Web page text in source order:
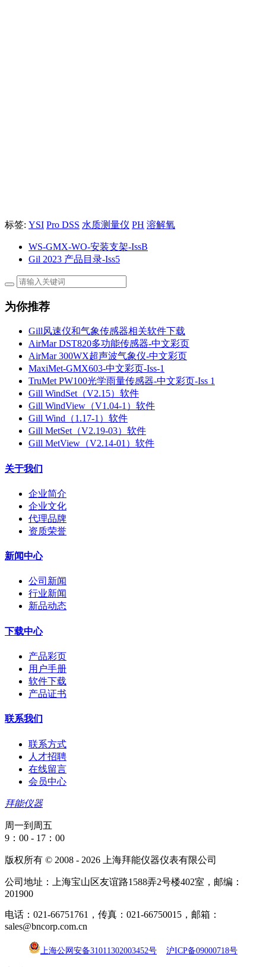
标签: YSI Pro DSS 水质测量仪 PH 溶解氧
WS-GMX-WO-安装支架-IssB
Gil 2023 产品目录-Iss5
为你推荐
Gill风速仪和气象传感器相关软件下载
AirMar DST820多功能传感器-中文彩页
AirMar 300WX超声波气象仪-中文彩页
MaxiMet-GMX603-中文彩页-Iss-1
TruMet PW100光学雨量传感器-中文彩页-Iss 1
Gill WindSet（V2.15）软件
Gill WindView（V1.04-1）软件
Gill Wind（1.17-1）软件
Gill MetSet（V2.19-03）软件
Gill MetView（V2.14-01）软件
关于我们
企业简介
企业文化
代理品牌
资质荣誉
新闻中心
公司新闻
行业新闻
新品动态
下载中心
产品彩页
用户手册
软件下载
产品证书
联系我们
联系方式
人才招聘
在线留言
会员中心
拜能仪器
周一到周五
9：00 - 17：00
版权所有 © 2008 - 2026 上海拜能仪器仪表有限公司
公司地址：上海宝山区友谊路1588弄2号楼402室，邮编：
201900
电话：021-66751761，传真：021-66750015，邮箱：
sales@bncorp.com.cn
上海公网安备31011302003452号 沪ICP备09000718号